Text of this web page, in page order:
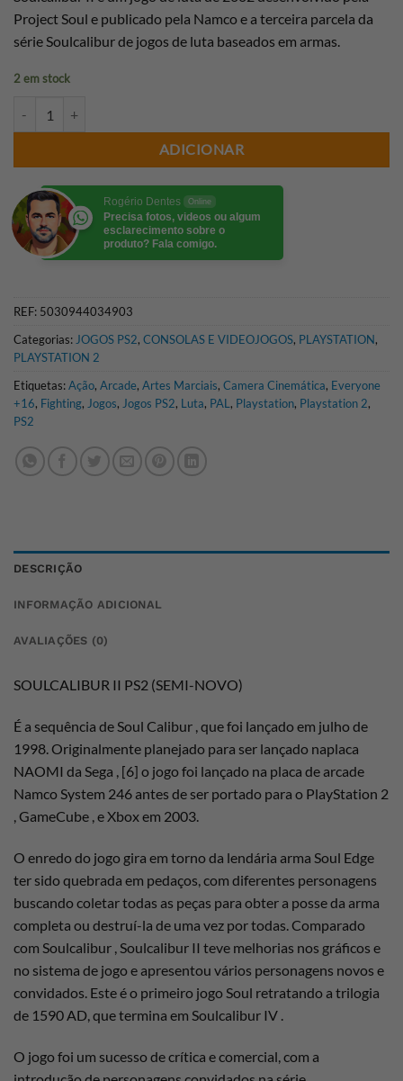
Project Soul e publicado pela Namco e a terceira parcela da
série Soulcalibur de jogos de luta baseados em armas.
2 em stock
ADICIONAR
Rogério Dentes Online
Precisa fotos, videos ou algum
esclarecimento sobre o
produto? Fala comigo.
REF: 5030944034903
Categorias:JOGOS PS2, CONSOLAS E VIDEOJOGOS, PLAYSTATION,
PLAYSTATION 2
Etiquetas:Ação, Arcade, Artes Marciais, Camera Cinemática, Everyone
+16, Fighting, Jogos, Jogos PS2, Luta, PAL, Playstation, Playstation 2,
PS2
DESCRIÇÃO
INFORMAÇÃO ADICIONAL
AVALIAÇÕES (0)
SOULCALIBUR II PS2 (SEMI-NOVO)
É a sequência de Soul Calibur , que foi lançado em julho de
1998. Originalmente planejado para ser lançado naplaca
NAOMI da Sega , [6] o jogo foi lançado na placa de arcade
Namco System 246 antes de ser portado para o PlayStation 2
, GameCube , e Xbox em 2003.
O enredo do jogo gira em torno da lendária arma Soul Edge
ter sido quebrada em pedaços, com diferentes personagens
buscando coletar todas as peças para obter a posse da arma
completa ou destruí-la de uma vez por todas. Comparado
com Soulcalibur , Soulcalibur II teve melhorias nos gráficos e
no sistema de jogo e apresentou vários personagens novos e
convidados. Este é o primeiro jogo Soul retratando a trilogia
de 1590 AD, que termina em Soulcalibur IV .
O jogo foi um sucesso de crítica e comercial, com a